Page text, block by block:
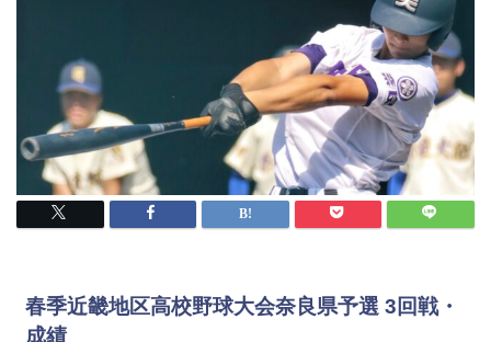
春季近畿地区高校野球大会奈良県予選 3回戦・
成績